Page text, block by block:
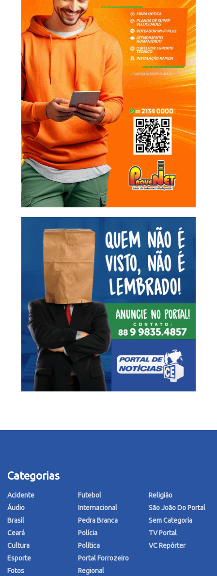
Categorias
Acidente
Áudio
Brasil
Ceará
Cultura
Esporte
Fotos
Futebol
Internacional
Pedra Branca
Polícia
Política
Portal Forrozeiro
Regional
Religião
São João Do Portal
Sem Categoria
TV Portal
VC Repórter